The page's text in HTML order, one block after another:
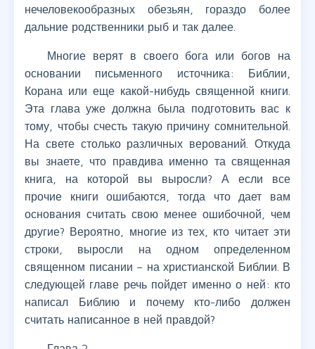
нечеловекообразных обезьян, гораздо более
дальние родственники рыб и так далее.
Многие верят в своего бога или богов на
основании письменного источника: Библии,
Корана или еще какой-нибудь священной книги.
Эта глава уже должна была подготовить вас к
тому, чтобы счесть такую причину сомнительной.
На свете столько различных верований. Откуда
вы знаете, что правдива именно та священная
книга, на которой вы выросли? А если все
прочие книги ошибаются, тогда что дает вам
основания считать свою менее ошибочной, чем
другие? Вероятно, многие из тех, кто читает эти
строки, выросли на одном определенном
священном писании – на христианской Библии. В
следующей главе речь пойдет именно о ней: кто
написал Библию и почему кто-либо должен
считать написанное в ней правдой?